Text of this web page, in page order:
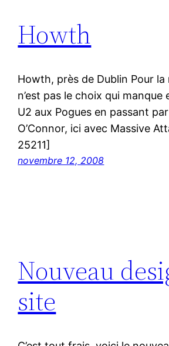
Howth
Howth, près de Dublin Pour la
n’est pas le choix qui manque
U2 aux Pogues en passant
O’Connor, ici avec Massive
25211]
novembre 12, 2008
Nouveau
site